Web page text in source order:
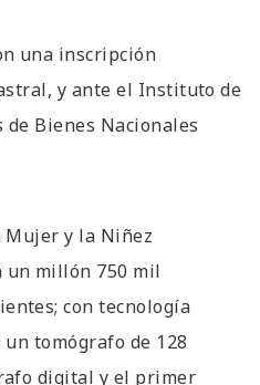
una inscripción
y ante el Instituto de
Bienes Nacionales
Mujer y la Niñez
un millón 750 mil
con tecnología
tomógrafo de 128
digital y el primer